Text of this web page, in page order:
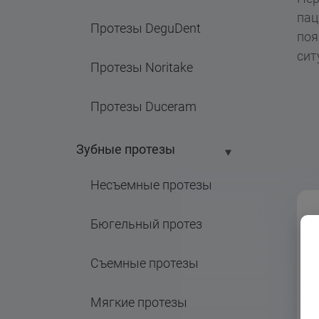
Протезы DeguDent
Протезы Noritake
Протезы Duceram
Зубные протезы
Несъемные протезы
Бюгельный протез
Съемные протезы
Мягкие протезы